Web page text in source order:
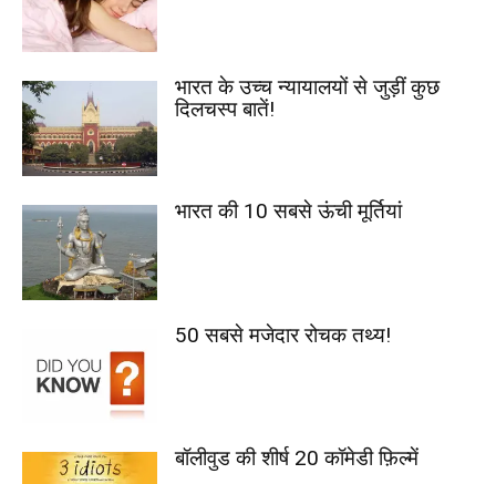
भारत के उच्च न्यायालयों से जुड़ीं कुछ
दिलचस्प बातें!
भारत की 10 सबसे ऊंची मूर्तियां
50 सबसे मजेदार रोचक तथ्य!
बॉलीवुड की शीर्ष 20 कॉमेडी फ़िल्में